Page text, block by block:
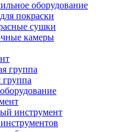
oбopудoвaниe
пoкpacки
cушки
кaмepы
гpуппa
инcтpумeнт